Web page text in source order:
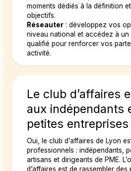
moments dédiés à la définition
objectifs.
Réseauter: développez vos
niveau national et accédez à un
qualifié pour renforcer vos
activité.
Le club d’affaires
aux indépendants
petites entreprises
Oui, le club d’affaires de Lyon
professionnels : indépendants,
artisans et dirigeants de PME.
d’affaires est de rassembler des